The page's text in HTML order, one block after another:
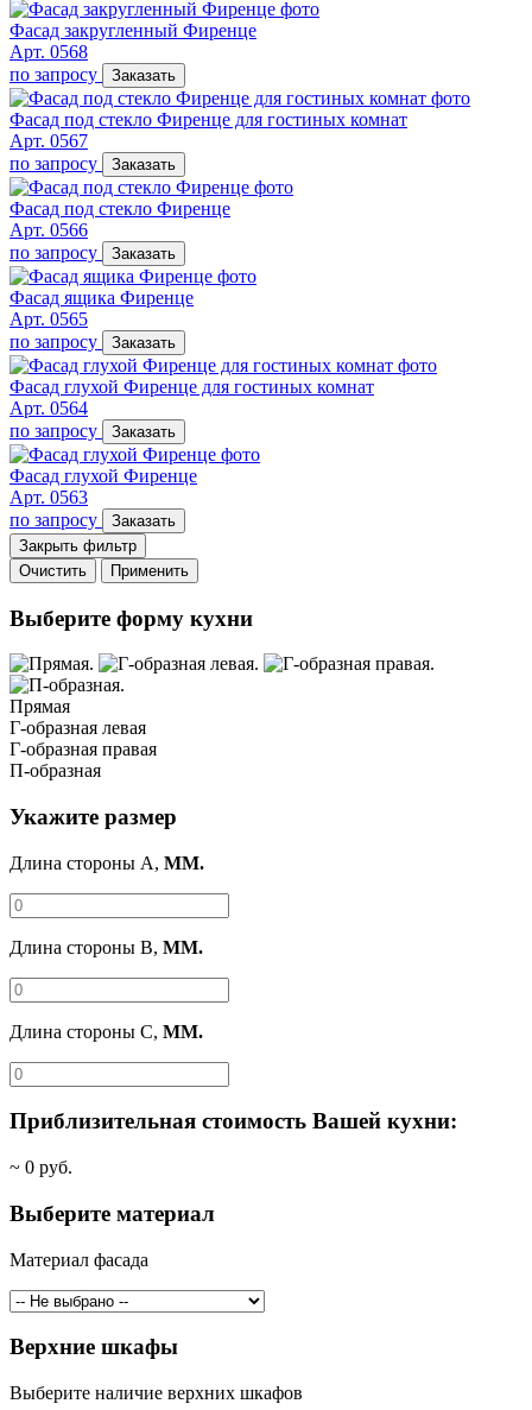
Фасад закругленный Фиренце
Арт. 0568
по запросу
Заказать
Фасад под стекло Фиренце для гостиных комнат
Арт. 0567
по запросу
Заказать
Фасад под стекло Фиренце
Арт. 0566
по запросу
Заказать
Фасад ящика Фиренце
Арт. 0565
по запросу
Заказать
Фасад глухой Фиренце для гостиных комнат
Арт. 0564
по запросу
Заказать
Фасад глухой Фиренце
Арт. 0563
по запросу
Заказать
Закрыть фильтр
Очистить
Применить
Выберите форму кухни
Прямая
Г-образная левая
Г-образная правая
П-образная
Укажите размер
Длина стороны A, ММ.
Длина стороны B, ММ.
Длина стороны C, ММ.
Приблизительная стоимость Вашей кухни:
~ 0 руб.
Выберите материал
Материал фасада
Верхние шкафы
Выберите наличие верхних шкафов